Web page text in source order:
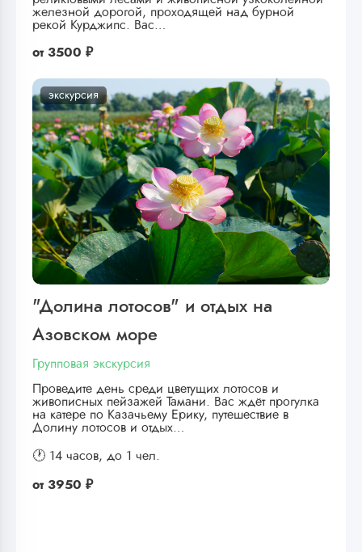
железной дорогой, проходящей над бурной
рекой Курджипс. Вас…
от 3500 ₽
экскурсия
"Долина лотосов" и отдых на
Азовском море
Групповая экскурсия
Проведите день среди цветущих лотосов и
живописных пейзажей Тамани. Вас ждёт прогулка
на катере по Казачьему Ерику, путешествие в
Долину лотосов и отдых…
🕐 14 часов, до 1 чел.
от 3950 ₽